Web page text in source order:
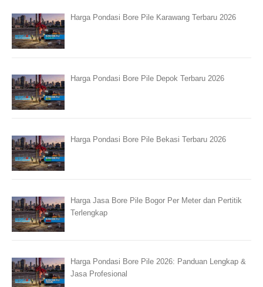
Harga Pondasi Bore Pile Karawang Terbaru 2026
Harga Pondasi Bore Pile Depok Terbaru 2026
Harga Pondasi Bore Pile Bekasi Terbaru 2026
Harga Jasa Bore Pile Bogor Per Meter dan Pertitik
Terlengkap
Harga Pondasi Bore Pile 2026: Panduan Lengkap &
Jasa Profesional